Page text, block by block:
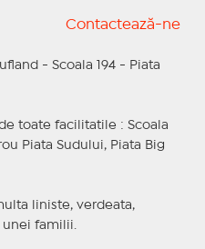
Contactează-ne
- Scoala 194 - Piata
toate facilitatile : Scoala
Piata Sudului, Piata Big
liniste, verdeata,
familii.